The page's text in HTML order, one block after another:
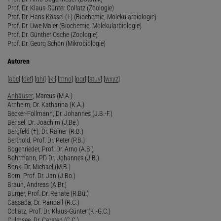
Prof. Dr. Klaus-Günter Collatz (Zoologie)
Prof. Dr. Hans Kössel (†) (Biochemie, Molekularbiologie)
Prof. Dr. Uwe Maier (Biochemie, Molekularbiologie)
Prof. Dr. Günther Osche (Zoologie)
Prof. Dr. Georg Schön (Mikrobiologie)
Autoren
[abc] [def] [ghi] [jkl] [mno] [pqr] [stuv] [wxyz]
Anhäuser, Marcus (M.A.)
Arnheim, Dr. Katharina (K.A.)
Becker-Follmann, Dr. Johannes (J.B.-F.)
Bensel, Dr. Joachim (J.Be.)
Bergfeld (†), Dr. Rainer (R.B.)
Berthold, Prof. Dr. Peter (P.B.)
Bogenrieder, Prof. Dr. Arno (A.B.)
Bohrmann, PD Dr. Johannes (J.B.)
Bonk, Dr. Michael (M.B.)
Born, Prof. Dr. Jan (J.Bo.)
Braun, Andreas (A.Br.)
Bürger, Prof. Dr. Renate (R.Bü.)
Cassada, Dr. Randall (R.C.)
Collatz, Prof. Dr. Klaus-Günter (K.-G.C.)